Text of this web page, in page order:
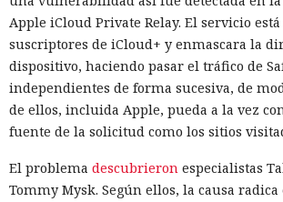
Apple iCloud Private Relay. El servicio
suscriptores de iCloud+ y enmascara la
dispositivo, haciendo pasar el tráfico de
independientes de forma sucesiva, de
de ellos, incluida Apple, pueda a la vez
fuente de la solicitud como los sitios
El problema descubrieron especialistas
Tommy Mysk. Según ellos, la causa